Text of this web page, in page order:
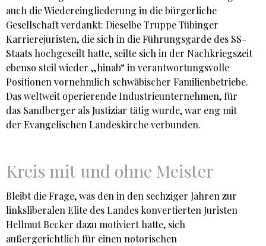
auch die Wiedereingliederung in die bürgerliche
Gesellschaft verdankt: Dieselbe Truppe Tübinger
Karrierejuristen, die sich in die Führungsgarde des SS-
Staats hochgeseilt hatte, seilte sich in der Nachkriegszeit
ebenso steil wieder „hinab“ in verantwortungsvolle
Positionen vornehmlich schwäbischer Familienbetriebe.
Das weltweit operierende Industrieunternehmen, für
das Sandberger als Justiziar tätig wurde, war eng mit
der Evangelischen Landeskirche verbunden.
Kreis mit und ohne Meister
Bleibt die Frage, was den in den sechziger Jahren zur
linksliberalen Elite des Landes konvertierten Juristen
Hellmut Becker dazu motiviert hatte, sich
außergerichtlich für einen notorischen